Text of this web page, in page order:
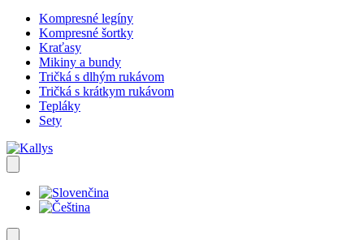
Kompresné legíny
Kompresné šortky
Kraťasy
Mikiny a bundy
Tričká s dlhým rukávom
Tričká s krátkym rukávom
Tepláky
Sety